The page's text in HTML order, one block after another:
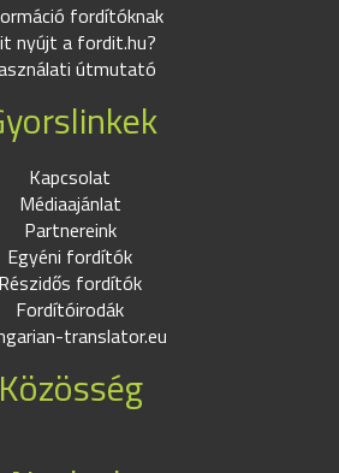
fordítóknak
nyújt a fordit.hu?
útmutató
Kapcsolat
Médiaajánlat
Partnereink
Egyéni fordítók
Részidős fordítók
Fordítóirodák
translator.eu
Közösség